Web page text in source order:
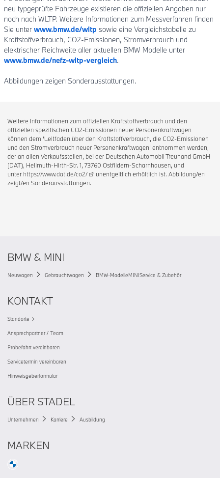
neu typgeprüfte Fahrzeuge existieren die offiziellen Angaben nur
noch nach WLTP. Weitere Informationen zum Messverfahren finden
Sie unter www.bmw.de/wltp sowie eine Vergleichstabelle zu
Kraftstoffverbrauch, CO2-Emissionen, Stromverbrauch und
elektrischer Reichweite aller aktuellen BMW Modelle unter
www.bmw.de/nefz-wltp-vergleich.
Abbildungen zeigen Sonderausstattungen.
Weitere Informationen zum offiziellen Kraftstoffverbrauch und den
offiziellen spezifischen CO2-Emissionen neuer Personenkraftwagen
können dem 'Leitfaden über den Kraftstoffverbrauch, die CO2-Emissionen
und den Stromverbrauch neuer Personenkraftwagen' entnommen werden,
der an allen Verkaufsstellen, bei der Deutschen Automobil Treuhand GmbH
(DAT), Hellmuth-Hirth-Str. 1, 73760 Ostfildern-Scharnhausen, und
unter https://www.dat.de/co2/
unentgeltlich erhältlich ist. Abbildung/en
zeigt/en Sonderausstattungen.
BMW & MINI
Neuwagen Gebrauchtwagen BMW-ModelleMINIService & Zubehör
KONTAKT
Standorte
Ansprechpartner / Team
Probefahrt vereinbaren
Servicetermin vereinbaren
Hinweisgeberformular
ÜBER STADEL
Unternehmen Karriere Ausbildung
MARKEN